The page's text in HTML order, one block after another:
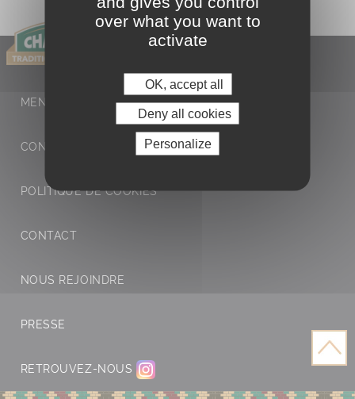
MENTIONS LÉGALES ET POLITIQUE DE
CONFIDENTIALITÉ
POLITIQUE DE COOKIES
CONTACT
NOUS REJOINDRE
PRESSE
RETROUVEZ-NOUS
over what you want to
activate
OK, accept all
Deny all cookies
Personalize